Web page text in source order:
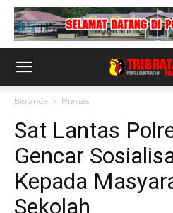
Beranda Humas
Sat Lantas
Gencar
Kepada
Sekolah